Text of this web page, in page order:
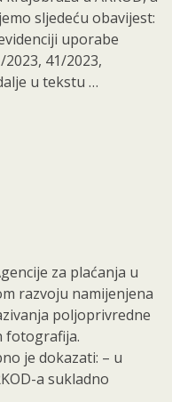
sljedeću obavijest:
uporabe
41/2023,
u tekstu …
za plaćanja u
razvoju namijenjena
poljoprivredne
fotografija.
je dokazati: – u
a sukladno